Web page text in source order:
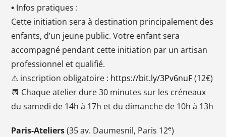
• Infos pratiques :
Cette initiation sera à destination principalement des
enfants, d’un jeune public. Votre enfant sera
accompagné pendant cette initiation par un artisan
professionnel et qualifié.
⚠ inscription obligatoire : https://bit.ly/3Pv6nuF(12€)
📆 Chaque atelier dure 30 minutes sur les créneaux
du samedi de 14h à 17h et du dimanche de 10h à 13h
Paris-Ateliers(35 av. Daumesnil, Paris 12e)